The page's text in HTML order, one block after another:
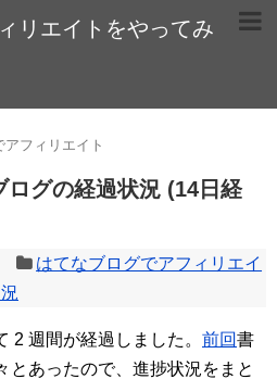
リエイトをやってみ
フィリエイト
ログの経過状況 (14日経
はてなブログでアフィリエイ
2 週間が経過しました。 前回書
とあったので、進捗状況をまと